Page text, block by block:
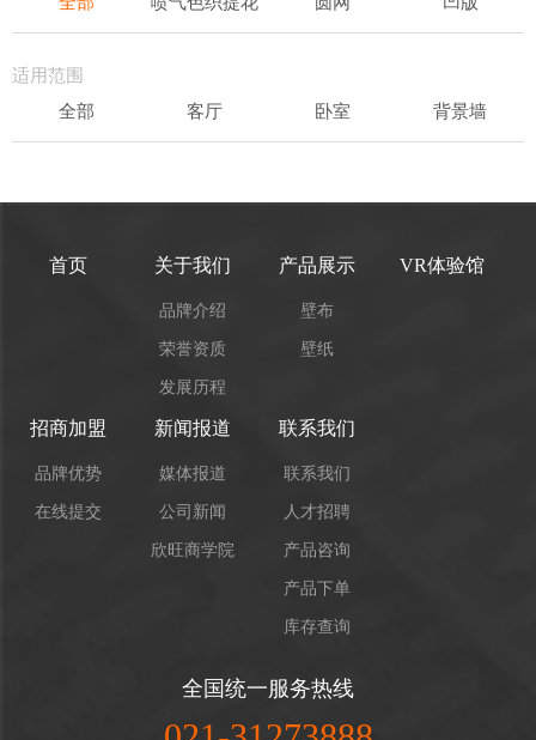
适用范围
全部
客厅 卧室 背景墙
首页 关于我们
品牌介绍
荣誉资质
发展历程
产品展示
壁布
壁纸
VR体验馆
招商加盟
品牌优势
在线提交
新闻报道
媒体报道
公司新闻
欣旺商学院
联系我们
联系我们
人才招聘
产品咨询
产品下单
库存查询
全国统一服务热线